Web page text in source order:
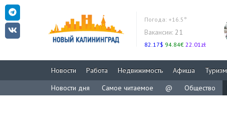
Погода: +16.5°
Вакансии: 21
82.17$ 94.84€ 22.01zł
Новости Работа Недвижимость Афиша Туризм
Новости дня
Самое читаемое @ Общество